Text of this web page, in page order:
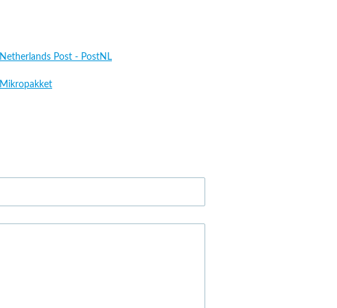
Netherlands Post - PostNL
Mikropakket